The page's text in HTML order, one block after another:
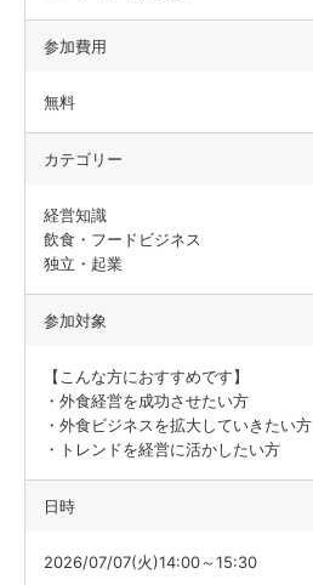
参加費用
無料
カテゴリー
経営知識
飲食・フードビジネス
独立・起業
参加対象
【こんな方におすすめです】
・外食経営を成功させたい方
・外食ビジネスを拡大していきたい方
・トレンドを経営に活かしたい方
日時
2026/07/07(火)14:00～15:30